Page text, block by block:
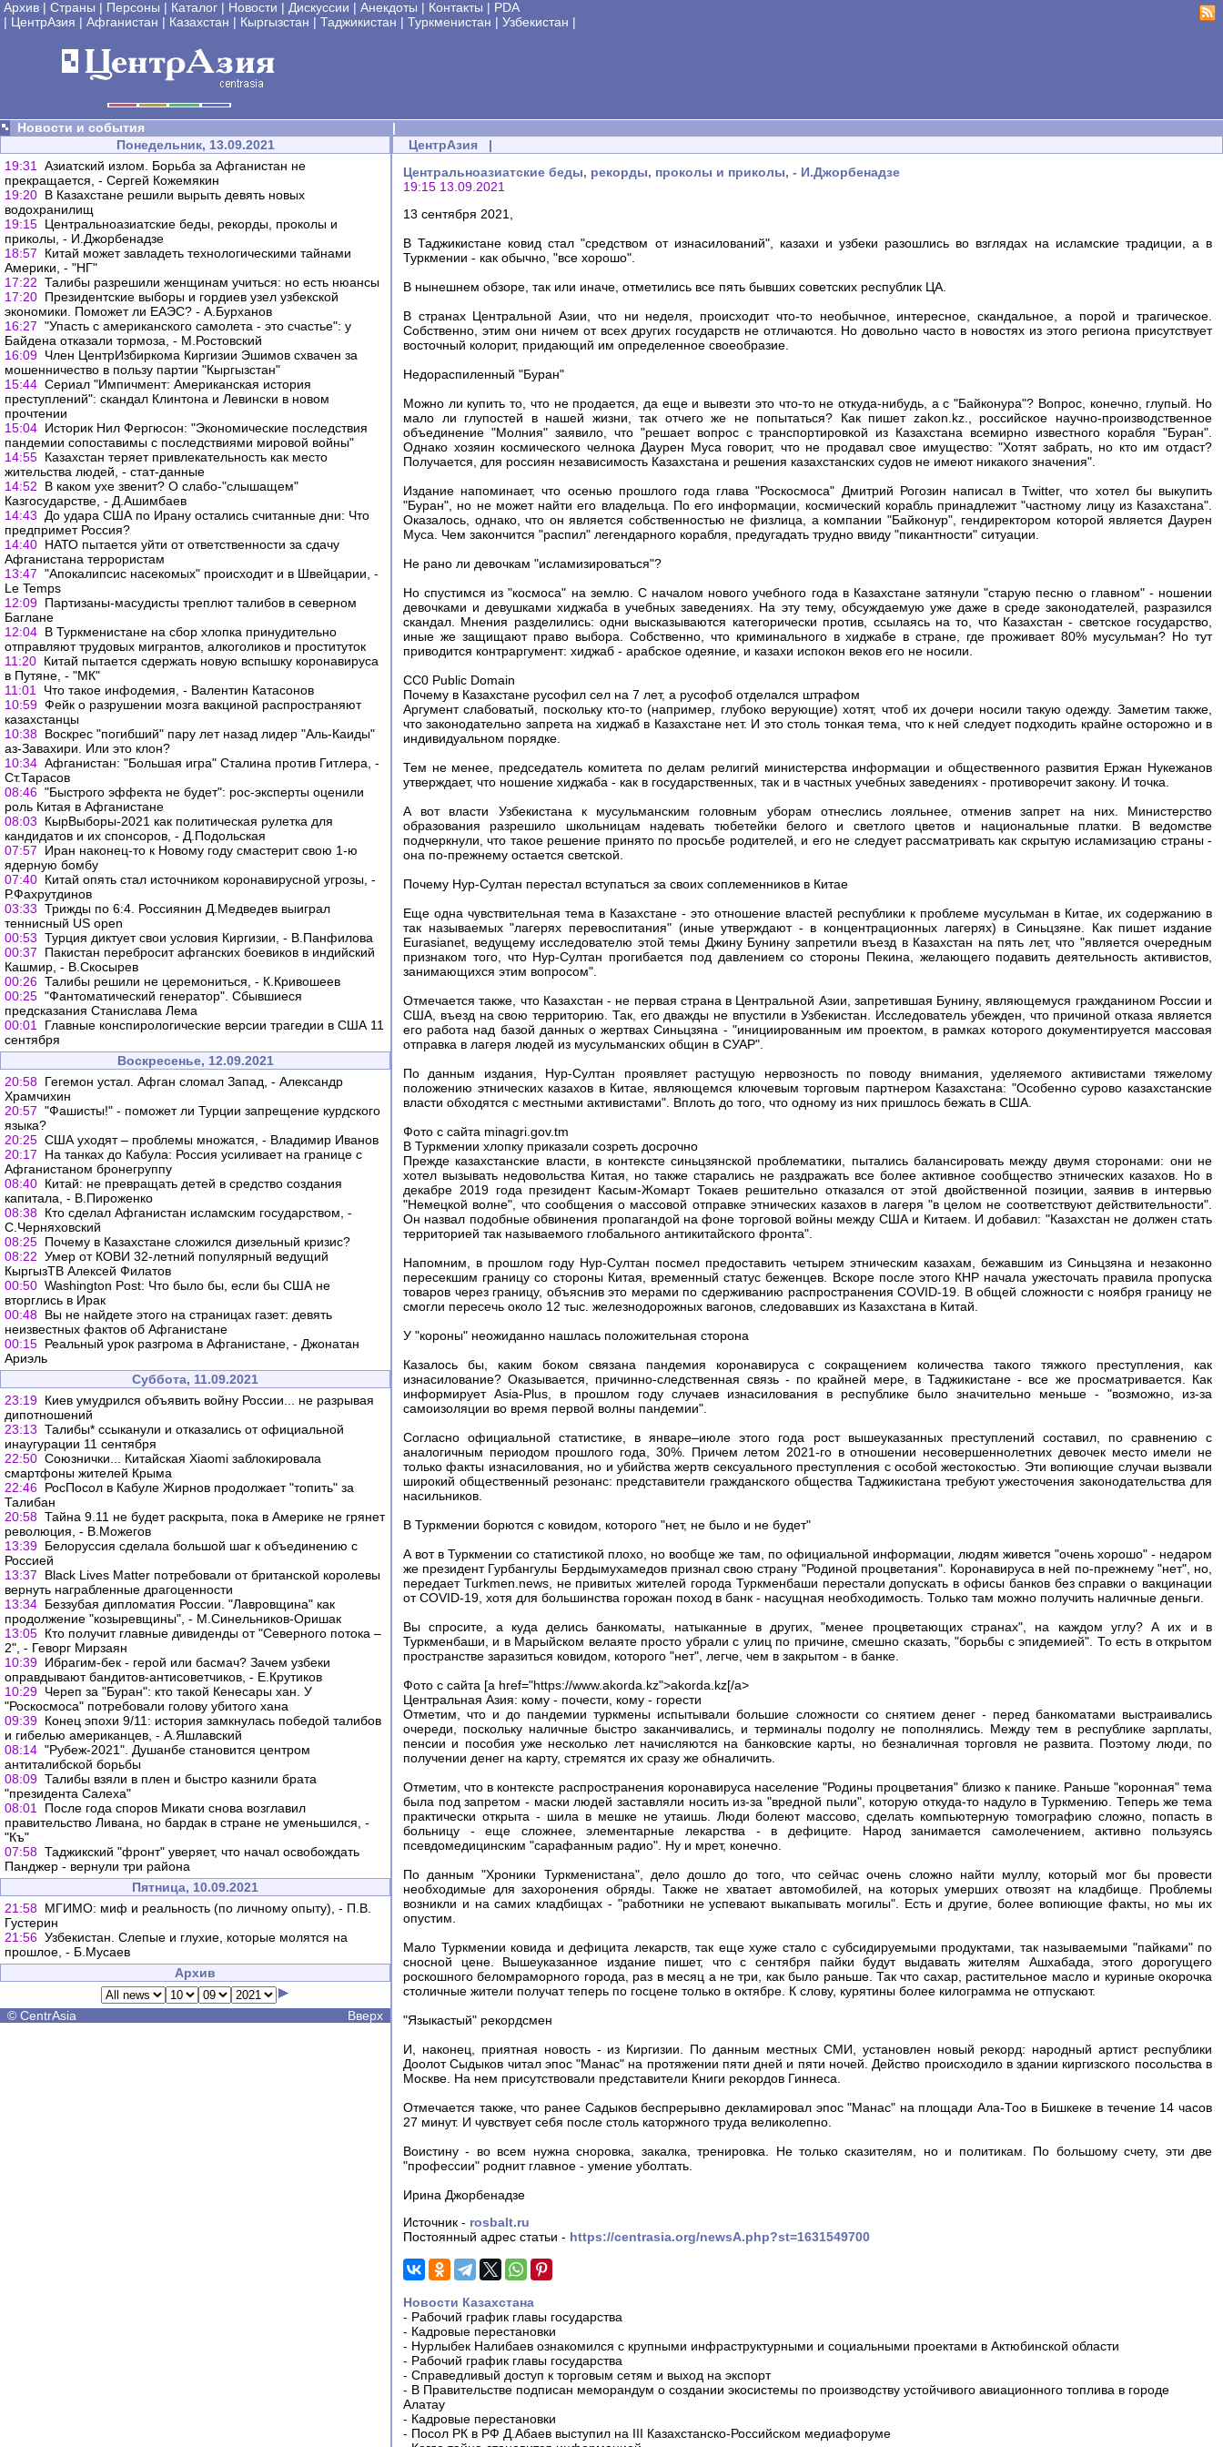
Архив | Страны | Персоны | Каталог | Новости | Дискуссии | Анекдоты | Контакты | PDA
| ЦентрАзия | Афганистан | Казахстан | Кыргызстан | Таджикистан | Туркменистан | Узбекистан |
Новости и события
|
Понедельник, 13.09.2021
19:31
Азиатский излом. Борьба за Афганистан не
прекращается, - Сергей Кожемякин
19:20 В Казахстане решили вырыть девять новых
водохранилищ
19:15 Центральноазиатские беды, рекорды, проколы и
приколы, - И.Джорбенадзе
18:57
Китай может завладеть технологическими тайнами
Америки, - "НГ"
17:22 Талибы разрешили женщинам учиться: но есть нюансы
17:20 Президентские выборы и гордиев узел узбекской
экономики. Поможет ли ЕАЭС? - А.Бурханов
16:27 "Упасть с американского самолета - это счастье": у
Байдена отказали тормоза, - М.Ростовский
16:09 Член ЦентрИзбиркома Киргизии Эшимов схвачен за
мошенничество в пользу партии "Кыргызстан"
15:44 Сериал "Импичмент: Американская история
преступлений": скандал Клинтона и Левински в новом
прочтении
15:04 Историк Нил Фергюсон: "Экономические последствия
пандемии сопоставимы с последствиями мировой войны"
14:55 Казахстан теряет привлекательность как место
жительства людей, - стат-данные
14:52
В каком ухе звенит? О слабо-"слышащем"
Казгосударстве, - Д.Ашимбаев
14:43
До удара США по Ирану остались считанные дни: Что
предпримет Россия?
14:40 НАТО пытается уйти от ответственности за сдачу
Афганистана террористам
13:47 "Апокалипсис насекомых" происходит и в Швейцарии, -
Le Temps
12:09 Партизаны-масудисты треплют талибов в северном
Баглане
12:04 В Туркменистане на сбор хлопка принудительно
отправляют трудовых мигрантов, алкоголиков и проституток
11:20 Китай пытается сдержать новую вспышку коронавируса
в Путяне, - "МК"
11:01
Что такое инфодемия, - Валентин Катасонов
10:59 Фейк о разрушении мозга вакциной распространяют
казахстанцы
10:38 Воскрес "погибший" пару лет назад лидер "Аль-Каиды"
аз-Завахири. Или это клон?
10:34 Афганистан: "Большая игра" Сталина против Гитлера, -
Ст.Тарасов
08:46 "Быстрого эффекта не будет": рос-эксперты оценили
роль Китая в Афганистане
08:03
КырВыборы-2021 как политическая рулетка для
кандидатов и их спонсоров, - Д.Подольская
07:57
Иран наконец-то к Новому году смастерит свою 1-ю
ядерную бомбу
07:40 Китай опять стал источником коронавирусной угрозы, -
Р.Фахрутдинов
03:33 Трижды по 6:4. Россиянин Д.Медведев выиграл
теннисный US open
00:53 Турция диктует свои условия Киргизии, - В.Панфилова
00:37
Пакистан перебросит афганских боевиков в индийский
Кашмир, - В.Скосырев
00:26 Талибы решили не церемониться, - К.Кривошеев
00:25 "Фантоматический генератор". Сбывшиеся
предсказания Станислава Лема
00:01
Главные конспирологические версии трагедии в США 11
сентября
Воскресенье, 12.09.2021
20:58 Гегемон устал. Афган сломал Запад, - Александр
Храмчихин
20:57 "Фашисты!" - поможет ли Турции запрещение курдского
языка?
20:25 США уходят – проблемы множатся, - Владимир Иванов
20:17
На танках до Кабула: Россия усиливает на границе с
Афганистаном бронегруппу
08:40 Китай: не превращать детей в средство создания
капитала, - В.Пироженко
08:38 Кто сделал Афганистан исламским государством, -
С.Черняховский
08:25 Почему в Казахстане сложился дизельный кризис?
08:22 Умер от КОВИ 32-летний популярный ведущий
КыргызТВ Алексей Филатов
00:50 Washington Post: Что было бы, если бы США не
вторглись в Ирак
00:48 Вы не найдете этого на страницах газет: девять
неизвестных фактов об Афганистане
00:15 Реальный урок разгрома в Афганистане, - Джонатан
Ариэль
Суббота, 11.09.2021
23:19 Киев умудрился объявить войну России... не разрывая
дипотношений
23:13 Талибы* ссыканули и отказались от официальной
инаугурации 11 сентября
22:50 Союзнички... Китайская Xiaomi заблокировала
смартфоны жителей Крыма
22:46 РосПосол в Кабуле Жирнов продолжает "топить" за
Талибан
20:58 Тайна 9.11 не будет раскрыта, пока в Америке не грянет
революция, - В.Можегов
13:39 Белоруссия сделала большой шаг к объединению с
Россией
13:37
Black Lives Matter потребовали от британской королевы
вернуть награбленные драгоценности
13:34 Беззубая дипломатия России. "Лавровщина" как
продолжение "козыревщины", - М.Синельников-Оришак
13:05 Кто получит главные дивиденды от "Северного потока –
2", - Геворг Мирзаян
10:39 Ибрагим-бек - герой или басмач? Зачем узбеки
оправдывают бандитов-антисоветчиков, - Е.Крутиков
10:29 Череп за "Буран": кто такой Кенесары хан. У
"Роскосмоса" потребовали голову убитого хана
09:39 Конец эпохи 9/11: история замкнулась победой талибов
и гибелью американцев, - А.Яшлавский
08:14 "Рубеж-2021". Душанбе становится центром
антиталибской борьбы
08:09 Талибы взяли в плен и быстро казнили брата
"президента Салеха"
08:01
После года споров Микати снова возглавил
правительство Ливана, но бардак в стране не уменьшился, -
"Къ"
07:58 Таджикский "фронт" уверяет, что начал освобождать
Панджер - вернули три района
Пятница, 10.09.2021
21:58 МГИМО: миф и реальность (по личному опыту), - П.В.
Густерин
21:56 Узбекистан. Слепые и глухие, которые молятся на
прошлое, - Б.Мусаев
Архив
© CentrAsia Вверх
ЦентрАзия |
Центральноазиатские беды, рекорды, проколы и приколы, - И.Джорбенадзе
19:15 13.09.2021
13 сентября 2021,
В Таджикистане ковид стал "средством от изнасилований", казахи и узбеки разошлись во взглядах на исламские традиции, а в
Туркмении - как обычно, "все хорошо".
В нынешнем обзоре, так или иначе, отметились все пять бывших советских республик ЦА.
В странах Центральной Азии, что ни неделя, происходит что-то необычное, интересное, скандальное, а порой и трагическое.
Собственно, этим они ничем от всех других государств не отличаются. Но довольно часто в новостях из этого региона присутствует
восточный колорит, придающий им определенное своеобразие.
Недораспиленный "Буран"
Можно ли купить то, что не продается, да еще и вывезти это что-то не откуда-нибудь, а с "Байконура"? Вопрос, конечно, глупый. Но
мало ли глупостей в нашей жизни, так отчего же не попытаться? Как пишет zakon.kz., российское научно-производственное
объединение "Молния" заявило, что "решает вопрос с транспортировкой из Казахстана всемирно известного корабля "Буран".
Однако хозяин космического челнока Даурен Муса говорит, что не продавал свое имущество: "Хотят забрать, но кто им отдаст?
Получается, для россиян независимость Казахстана и решения казахстанских судов не имеют никакого значения".
Издание напоминает, что осенью прошлого года глава "Роскосмоса" Дмитрий Рогозин написал в Twitter, что хотел бы выкупить
"Буран", но не может найти его владельца. По его информации, космический корабль принадлежит "частному лицу из Казахстана".
Оказалось, однако, что он является собственностью не физлица, а компании "Байконур", гендиректором которой является Даурен
Муса. Чем закончится "распил" легендарного корабля, предугадать трудно ввиду "пикантности" ситуации.
Не рано ли девочкам "исламизироваться"?
Но спустимся из "космоса" на землю. С началом нового учебного года в Казахстане затянули "старую песню о главном" - ношении
девочками и девушками хиджаба в учебных заведениях. На эту тему, обсуждаемую уже даже в среде законодателей, разразился
скандал. Мнения разделились: одни высказываются категорически против, ссылаясь на то, что Казахстан - светское государство,
иные же защищают право выбора. Собственно, что криминального в хиджабе в стране, где проживает 80% мусульман? Но тут
приводится контраргумент: хиджаб - арабское одеяние, и казахи испокон веков его не носили.
CC0 Public Domain
Почему в Казахстане русофил сел на 7 лет, а русофоб отделался штрафом
Аргумент слабоватый, поскольку кто-то (например, глубоко верующие) хотят, чтоб их дочери носили такую одежду. Заметим также,
что законодательно запрета на хиджаб в Казахстане нет. И это столь тонкая тема, что к ней следует подходить крайне осторожно и в
индивидуальном порядке.
Тем не менее, председатель комитета по делам религий министерства информации и общественного развития Ержан Нукежанов
утверждает, что ношение хиджаба - как в государственных, так и в частных учебных заведениях - противоречит закону. И точка.
А вот власти Узбекистана к мусульманским головным уборам отнеслись лояльнее, отменив запрет на них. Министерство
образования разрешило школьницам надевать тюбетейки белого и светлого цветов и национальные платки. В ведомстве
подчеркнули, что такое решение принято по просьбе родителей, и его не следует рассматривать как скрытую исламизацию страны -
она по-прежнему остается светской.
Почему Нур-Султан перестал вступаться за своих соплеменников в Китае
Еще одна чувствительная тема в Казахстане - это отношение властей республики к проблеме мусульман в Китае, их содержанию в
так называемых "лагерях перевоспитания" (иные утверждают - в концентрационных лагерях) в Синьцзяне. Как пишет издание
Eurasianet, ведущему исследователю этой темы Джину Бунину запретили въезд в Казахстан на пять лет, что "является очередным
признаком того, что Нур-Султан прогибается под давлением со стороны Пекина, желающего подавить деятельность активистов,
занимающихся этим вопросом".
Отмечается также, что Казахстан - не первая страна в Центральной Азии, запретившая Бунину, являющемуся гражданином России и
США, въезд на свою территорию. Так, его дважды не впустили в Узбекистан. Исследователь убежден, что причиной отказа является
его работа над базой данных о жертвах Синьцзяна - "инициированным им проектом, в рамках которого документируется массовая
отправка в лагеря людей из мусульманских общин в СУАР".
По данным издания, Нур-Султан проявляет растущую нервозность по поводу внимания, уделяемого активистами тяжелому
положению этнических казахов в Китае, являющемся ключевым торговым партнером Казахстана: "Особенно сурово казахстанские
власти обходятся с местными активистами". Вплоть до того, что одному из них пришлось бежать в США.
Фото с сайта minagri.gov.tm
В Туркмении хлопку приказали созреть досрочно
Прежде казахстанские власти, в контексте синьцзянской проблематики, пытались балансировать между двумя сторонами: они не
хотел вызывать недовольства Китая, но также старались не раздражать все более активное сообщество этнических казахов. Но в
декабре 2019 года президент Касым-Жомарт Токаев решительно отказался от этой двойственной позиции, заявив в интервью
"Немецкой волне", что сообщения о массовой отправке этнических казахов в лагеря "в целом не соответствуют действительности".
Он назвал подобные обвинения пропагандой на фоне торговой войны между США и Китаем. И добавил: "Казахстан не должен стать
территорией так называемого глобального антикитайского фронта".
Напомним, в прошлом году Нур-Султан посмел предоставить четырем этническим казахам, бежавшим из Синьцзяна и незаконно
пересекшим границу со стороны Китая, временный статус беженцев. Вскоре после этого КНР начала ужесточать правила пропуска
товаров через границу, объяснив это мерами по сдерживанию распространения COVID-19. В общей сложности с ноября границу не
смогли пересечь около 12 тыс. железнодорожных вагонов, следовавших из Казахстана в Китай.
У "короны" неожиданно нашлась положительная сторона
Казалось бы, каким боком связана пандемия коронавируса с сокращением количества такого тяжкого преступления, как
изнасилование? Оказывается, причинно-следственная связь - по крайней мере, в Таджикистане - все же просматривается. Как
информирует Asia-Plus, в прошлом году случаев изнасилования в республике было значительно меньше - "возможно, из-за
самоизоляции во время первой волны пандемии".
Согласно официальной статистике, в январе–июле этого года рост вышеуказанных преступлений составил, по сравнению с
аналогичным периодом прошлого года, 30%. Причем летом 2021-го в отношении несовершеннолетних девочек место имели не
только факты изнасилования, но и убийства жертв сексуального преступления с особой жестокостью. Эти вопиющие случаи вызвали
широкий общественный резонанс: представители гражданского общества Таджикистана требуют ужесточения законодательства для
насильников.
В Туркмении борются с ковидом, которого "нет, не было и не будет"
А вот в Туркмении со статистикой плохо, но вообще же там, по официальной информации, людям живется "очень хорошо" - недаром
же президент Гурбангулы Бердымухамедов признал свою страну "Родиной процветания". Коронавируса в ней по-прежнему "нет", но,
передает Turkmen.news, не привитых жителей города Туркменбаши перестали допускать в офисы банков без справки о вакцинации
от COVID-19, хотя для большинства горожан поход в банк - насущная необходимость. Только там можно получить наличные деньги.
Вы спросите, а куда делись банкоматы, натыканные в других, "менее процветающих странах", на каждом углу? А их и в
Туркменбаши, и в Марыйском велаяте просто убрали с улиц по причине, смешно сказать, "борьбы с эпидемией". То есть в открытом
пространстве заразиться ковидом, которого "нет", легче, чем в закрытом - в банке.
Фото с сайта [a href="https://www.akorda.kz">akorda.kz[/a>
Центральная Азия: кому - почести, кому - горести
Отметим, что и до пандемии туркмены испытывали большие сложности со снятием денег - перед банкоматами выстраивались
очереди, поскольку наличные быстро заканчивались, и терминалы подолгу не пополнялись. Между тем в республике зарплаты,
пенсии и пособия уже несколько лет начисляются на банковские карты, но безналичная торговля не развита. Поэтому люди, по
получении денег на карту, стремятся их сразу же обналичить.
Отметим, что в контексте распространения коронавируса население "Родины процветания" близко к панике. Раньше "коронная" тема
была под запретом - маски людей заставляли носить из-за "вредной пыли", которую откуда-то надуло в Туркмению. Теперь же тема
практически открыта - шила в мешке не утаишь. Люди болеют массово, сделать компьютерную томографию сложно, попасть в
больницу - еще сложнее, элементарные лекарства - в дефиците. Народ занимается самолечением, активно пользуясь
псевдомедицинским "сарафанным радио". Ну и мрет, конечно.
По данным "Хроники Туркменистана", дело дошло до того, что сейчас очень сложно найти муллу, который мог бы провести
необходимые для захоронения обряды. Также не хватает автомобилей, на которых умерших отвозят на кладбище. Проблемы
возникли и на самих кладбищах - "работники не успевают выкапывать могилы". Есть и другие, более вопиющие факты, но мы их
опустим.
Мало Туркмении ковида и дефицита лекарств, так еще хуже стало с субсидируемыми продуктами, так называемыми "пайками" по
сносной цене. Вышеуказанное издание пишет, что с сентября пайки будут выдавать жителям Ашхабада, этого дорогущего
роскошного беломраморного города, раз в месяц а не три, как было раньше. Так что сахар, растительное масло и куриные окорочка
столичные жители получат теперь по госцене только в октябре. К слову, курятины более килограмма не отпускают.
"Языкастый" рекордсмен
И, наконец, приятная новость - из Киргизии. По данным местных СМИ, установлен новый рекорд: народный артист республики
Доолот Сыдыков читал эпос "Манас" на протяжении пяти дней и пяти ночей. Действо происходило в здании киргизского посольства в
Москве. На нем присутствовали представители Книги рекордов Гиннеса.
Отмечается также, что ранее Садыков беспрерывно декламировал эпос "Манас" на площади Ала-Тоо в Бишкеке в течение 14 часов
27 минут. И чувствует себя после столь каторжного труда великолепно.
Воистину - во всем нужна сноровка, закалка, тренировка. Не только сказителям, но и политикам. По большому счету, эти две
"профессии" роднит главное - умение уболтать.
Ирина Джорбенадзе
Источник - rosbalt.ru
Постоянный адрес статьи - https://centrasia.org/newsA.php?st=1631549700
Новости Казахстана
- Рабочий график главы государства
- Кадровые перестановки
- Нурлыбек Налибаев ознакомился с крупными инфраструктурными и социальными проектами в Актюбинской области
- Рабочий график главы государства
- Справедливый доступ к торговым сетям и выход на экспорт
- В Правительстве подписан меморандум о создании экосистемы по производству устойчивого авиационного топлива в городе
Алатау
- Кадровые перестановки
- Посол РК в РФ Д.Абаев выступил на III Казахстанско-Российском медиафоруме